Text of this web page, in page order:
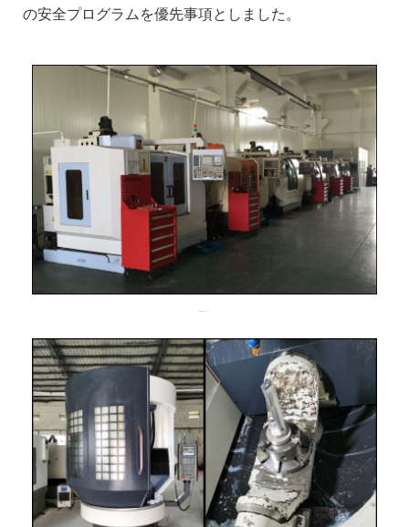
の安全プログラムを優先事項としました。